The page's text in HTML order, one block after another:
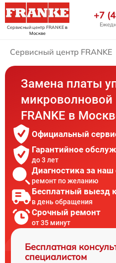
Сервисный центр FRANKEв
Москве
+7
Сервисный центр FRANKE
Замена платы
микроволновой
FRANKE в
Официальный
Гарантийное
до 3 лет
Диагностика за наш
ремонт по желанию
Бесплатный выезд
в день обращения
Срочный ремонт
от 35 минут
Бесплатная
специалистом